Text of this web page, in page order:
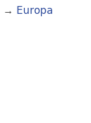
→ Europa